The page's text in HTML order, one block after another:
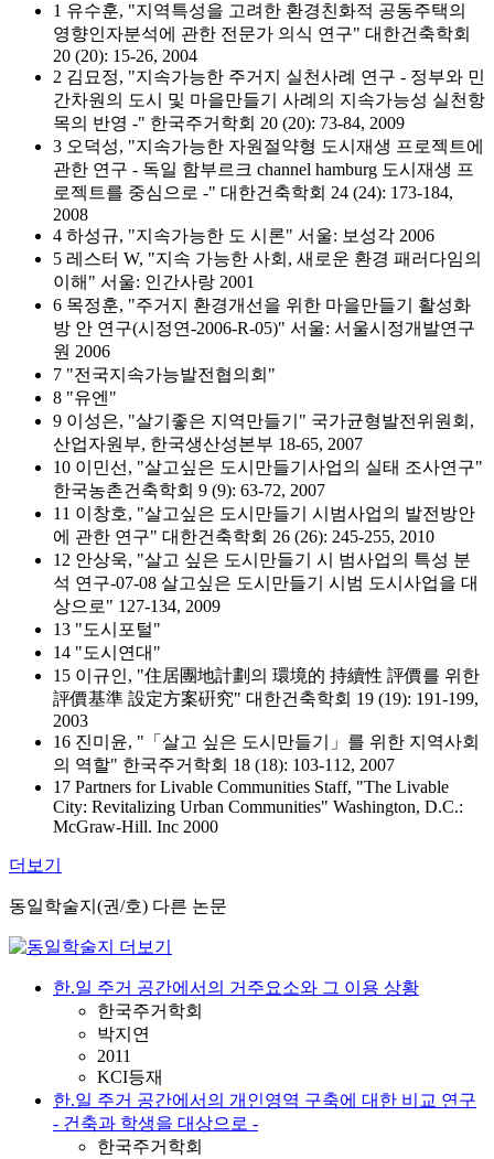
1 유수훈, "지역특성을 고려한 환경친화적 공동주택의
영향인자분석에 관한 전문가 의식 연구" 대한건축학회
20 (20): 15-26, 2004
2 김묘정, "지속가능한 주거지 실천사례 연구 - 정부와 민
간차원의 도시 및 마을만들기 사례의 지속가능성 실천항
목의 반영 -" 한국주거학회 20 (20): 73-84, 2009
3 오덕성, "지속가능한 자원절약형 도시재생 프로젝트에
관한 연구 - 독일 함부르크 channel hamburg 도시재생 프
로젝트를 중심으로 -" 대한건축학회 24 (24): 173-184,
2008
4 하성규, "지속가능한 도 시론" 서울: 보성각 2006
5 레스터 W, "지속 가능한 사회, 새로운 환경 패러다임의
이해" 서울: 인간사랑 2001
6 목정훈, "주거지 환경개선을 위한 마을만들기 활성화
방 안 연구(시정연-2006-R-05)" 서울: 서울시정개발연구
원 2006
7 "전국지속가능발전협의회"
8 "유엔"
9 이성은, "살기좋은 지역만들기" 국가균형발전위원회,
산업자원부, 한국생산성본부 18-65, 2007
10 이민선, "살고싶은 도시만들기사업의 실태 조사연구"
한국농촌건축학회 9 (9): 63-72, 2007
11 이창호, "살고싶은 도시만들기 시범사업의 발전방안
에 관한 연구" 대한건축학회 26 (26): 245-255, 2010
12 안상욱, "살고 싶은 도시만들기 시 범사업의 특성 분
석 연구-07-08 살고싶은 도시만들기 시범 도시사업을 대
상으로" 127-134, 2009
13 "도시포털"
14 "도시연대"
15 이규인, "住居團地計劃의 環境的 持續性 評價를 위한
評價基準 設定方案硏究" 대한건축학회 19 (19): 191-199,
2003
16 진미윤, "「살고 싶은 도시만들기」를 위한 지역사회
의 역할" 한국주거학회 18 (18): 103-112, 2007
17 Partners for Livable Communities Staff, "The Livable
City: Revitalizing Urban Communities" Washington, D.C.:
McGraw-Hill. Inc 2000
더보기
동일학술지(권/호) 다른 논문
한.일 주거 공간에서의 거주요소와 그 이용 상황
한국주거학회
박지연
2011
KCI등재
한.일 주거 공간에서의 개인영역 구축에 대한 비교 연구
- 건축과 학생을 대상으로 -
한국주거학회